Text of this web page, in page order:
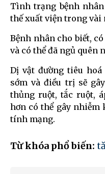
Tình trạng bệnh
thế xuất viện trong vài
Bệnh nhân cho biết,
và có thể đã ngủ quên
Dị vật đường tiêu
sớm và điều trị sẽ
thủng ruột, tắc ruột,
hơn có thể gây nhiễm
tính mạng.
Từ khóa phổ biến: